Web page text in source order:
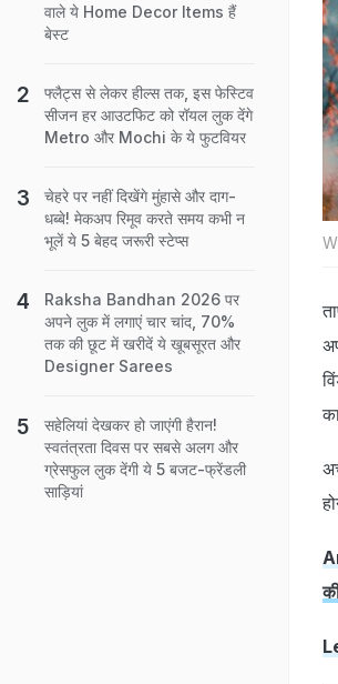
वाले ये Home Decor Items हैं
बेस्ट
फ्लैट्स से लेकर हील्स तक, इस फेस्टिव
सीजन हर आउटफिट को रॉयल लुक देंगे
Metro और Mochi के ये फुटवियर
चेहरे पर नहीं दिखेंगे मुंहासे और दाग-
धब्बे! मेकअप रिमूव करते समय कभी न
भूलें ये 5 बेहद जरूरी स्टेप्स
Raksha Bandhan 2026 पर
अपने लुक में लगाएं चार चांद, 70%
तक की छूट में खरीदें ये खूबसूरत और
Designer Sarees
सहेलियां देखकर हो जाएंगी हैरान!
स्वतंत्रता दिवस पर सबसे अलग और
ग्रेसफुल लुक देंगी ये 5 बजट-फ्रेंडली
साड़ियां